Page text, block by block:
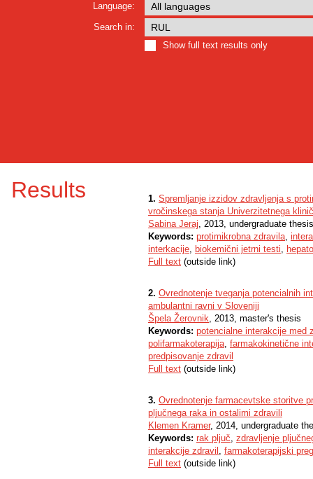
Language:
Search in:
Show full text results only
Results 1. Spremljanje izzidov zdravljenja s
vročinskega stanja Univerzitetnega
Sabina Jeraj, 2013, undergraduate thesis
Keywords: protimikrobna zdravila,
interkacije, biokemični jetrni testi,
Full text (outside link)
2. Ovrednotenje tveganja potencialnih
ambulantni ravni v Sloveniji
Špela Žerovnik, 2013, master's thesis
Keywords: potencialne interakcije med
polifarmakoterapija, farmakokinetične
predpisovanje zdravil
Full text (outside link)
3. Ovrednotenje farmacevtske storitve
pljučnega raka in ostalimi zdravili
Klemen Kramer, 2014, undergraduate
Keywords: rak pljuč, zdravljenje
interakcije zdravil , farmakoterapijski
Full text (outside link)